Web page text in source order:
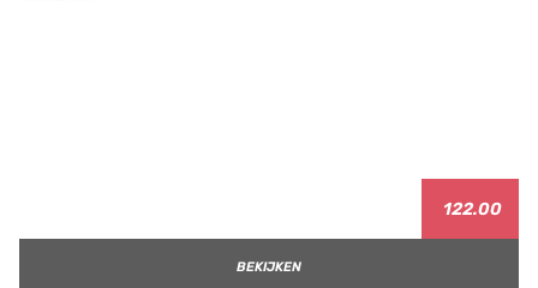
122.00
BEKIJKEN